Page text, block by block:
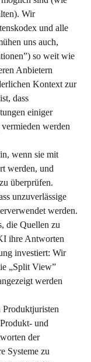
Wir
und alle
uns auch,
so weit wie
Anbietern
Kontext zur
dass
einiger
werden
wenn sie mit
werden, und
überprüfen.
unzuverlässige
werden.
die Quellen zu
ihre Antworten
investiert: Wir
„Split View”
werden
Produktjuristen
und
der
Systeme zu